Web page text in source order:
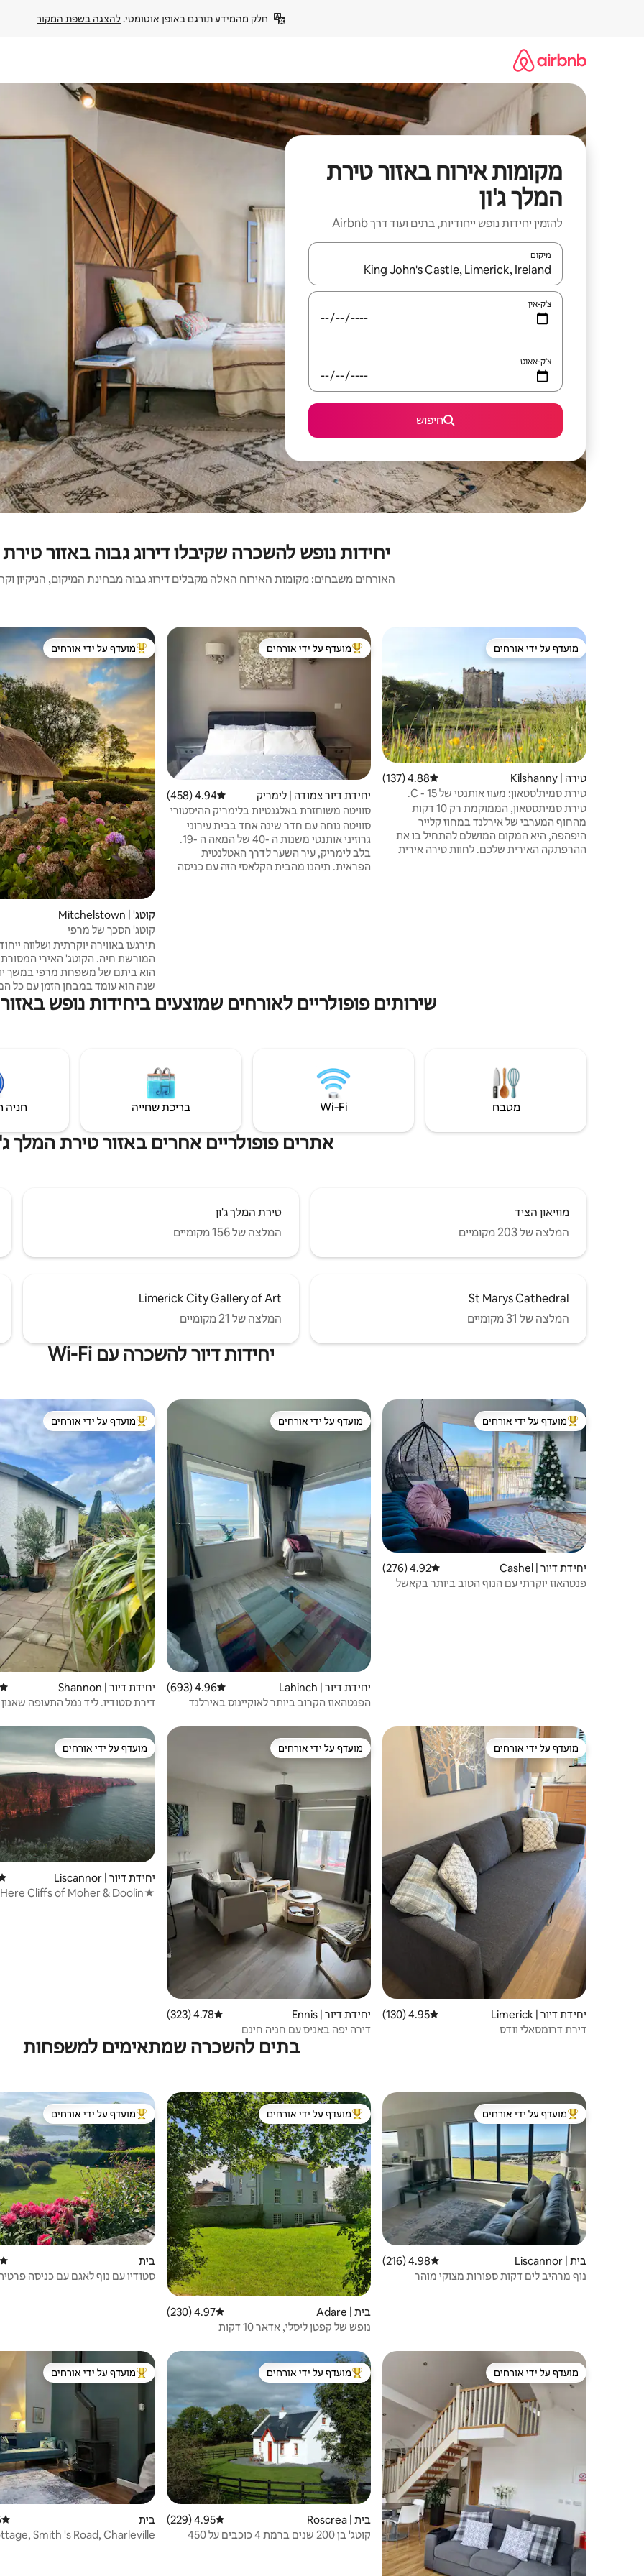
חלק מהמידע תורגם באופן אוטומטי. להצגה בשפת המקור
מקומות אירוח באזור טירת
המלך ג'ון
להזמין יחידות נופש ייחודיות, בתים ועוד דרך Airbnb
מיקום
כאשר התוצאות יהיו זמינות, יש לנווט עם מקשי החיצים למעלה ולמטה או לעיין בעזרת תנועות מגע או החלקה.
צ'ק-אין
צ'ק-אאוט
חיפוש
יחידות נופש להשכרה שקיבלו דירוג גבוה באזור
האורחים משבחים: מקומות האירוח האלה מקבלים דירוג גבוה מבחינת המיקום, הניקיון
מועדף על ידי אורחים
מועדף על ידי אורחים
טירה | Kilshanny דירוג ממוצע של 4.88 מתוך 5, 137 ביקורות
4.88 (137)
טירת סמית'סטאון: מעוז אותנטי של 15 - C.
טירת סמיתסטאון, הממוקמת רק 10 דקות
מהחוף המערבי של אירלנד במחוז קלייר
היפהפה, היא המקום המושלם להתחיל בו את
ההרפתקה האירית שלכם. לחוות טירה אירית
מוביל בקרב נכסים מועדפים על ידי אורחים
מועדף על ידי אורחים
יחידת דיור צמודה | לימריק דירוג ממוצע של 4.94 מתוך 5, 458 ביקורות
4.94 (458)
סוויטה משוחזרת באלגנטיות בלימריק ההיסטורי
סוויטה נוחה עם חדר שינה אחד בבית עירוני
גרוזיני אותנטי משנות ה -40 של המאה ה -19.
בלב לימריק, עיר השער לדרך האטלנטית
הפראית. תיהנו מהבית הקלאסי הזה עם כניסה
מוביל בקרב נכסים מועדפים על ידי
מועדף על ידי אורחים
קוטג' | Mitchelstown
קוטג' הסכך של מרפי
תירגעו באווירה יוקרתית ושלווה
המורשת חיה. הקוטג' האירי
שנה הוא עומד במבחן הזמן עם כל
המקוריים שלו ששוחזרו באהבה,
יותר משהייה, הוא
טיפררי, ווטרפורד, במרחק של שעה
שירותים פופולריים לאורחים שמוצעים ביחידות נופש
מטבח Wi‑Fi בריכת שחייה חניה
אתרים פופולריים אחרים באזור טירת המלך
מוזיאון הציד
המלצה של 203 מקומיים
טירת המלך ג'ון
המלצה של 156 מקומיים
St Marys Cathedral
המלצה של 31 מקומיים
Limerick City Gallery of Art
המלצה של 21 מקומיים
יחידות דיור להשכרה עם Wi-Fi
מוביל בקרב נכסים מועדפים על ידי אורחים
מועדף על ידי אורחים
יחידת דיור | Cashel דירוג ממוצע של 4.92 מתוך 5, 276 ביקורות
4.92 (276)
פנטהאוז יוקרתי עם הנוף הטוב ביותר בקאשל
מועדף על ידי אורחים
מועדף על ידי אורחים
יחידת דיור | Lahinch דירוג ממוצע של 4.96 מתוך 5, 693 ביקורות
4.96 (693)
הפנטהאוז הקרוב ביותר לאוקיינוס באירלנד
מוביל בקרב נכסים מועדפים על ידי
מועדף על ידי אורחים
יחידת דיור | Shannon
דירת סטודיו. ליד נמל התעופה שאנון
מועדף על ידי אורחים
מועדף על ידי אורחים
יחידת דיור | Limerick דירוג ממוצע של 4.95 מתוך 5, 130 ביקורות
4.95 (130)
דירת דרומסאלי וודס
מועדף על ידי אורחים
מועדף על ידי אורחים
יחידת דיור | Ennis דירוג ממוצע של 4.78 מתוך 5, 323 ביקורות
4.78 (323)
דירה יפה באניס עם חניה חינם
מועדף על ידי אורחים
מועדף על ידי אורחים
יחידת דיור | Liscannor
★Stay Here Cliffs of Moher & Doolin★
בתים להשכרה שמתאימים למשפחות
מוביל בקרב נכסים מועדפים על ידי אורחים
מועדף על ידי אורחים
בית | Liscannor דירוג ממוצע של 4.98 מתוך 5, 216 ביקורות
4.98 (216)
נוף מרהיב לים דקות ספורות מצוקי מוהר
מוביל בקרב נכסים מועדפים על ידי אורחים
מועדף על ידי אורחים
בית | Adare דירוג ממוצע של 4.97 מתוך 5, 230 ביקורות
4.97 (230)
נופש של קפטן ליסלי, אדאר 10 דקות
מוביל בקרב נכסים מועדפים על ידי
מועדף על ידי אורחים
בית
סטודיו עם נוף לאגם עם כניסה
מועדף על ידי אורחים
מועדף על ידי אורחים מוביל בקרב נכסים מועדפים על ידי אורחים
מועדף על ידי אורחים
בית | Roscrea דירוג ממוצע של 4.95 מתוך 5, 229 ביקורות
4.95 (229)
קוטג' בן 200 שנים ברמת 4 כוכבים על 450
מוביל בקרב נכסים מועדפים על ידי
מועדף על ידי אורחים
בית
Smith 's Road, Charleville